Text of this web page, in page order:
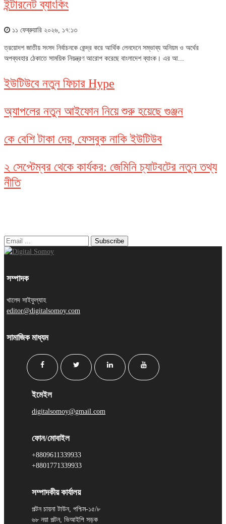
ইন্টারনেট ব্যাংকিং
১১ ফেব্রুয়ারি ২০২৬, ১৭:১৩
ত্রয়োদশ জাতীয় সংসদ নির্বাচনকে কেন্দ্র করে আর্থিক লেনদেনে সম্ভাব্য অনিয়ম ও অর্থের
অপব্যবহার ঠেকাতে সাময়িক নিয়ন্ত্রণ আরোপ করেছে বাংলাদেশ ব্যাংক। এর আ...
ইউটিউবে নতুন ফিচার Hype
অ্যাপলের নতুন আইফোন নিয়ে শুরু হয়েছে গুঞ্জন
কে বেশি টাকা দেয়, ফেসবুক নাকি ইউটিউব
২ সেপ্টেম্বর থেকে কার্যকর: জেমিনি চ্যাটবটের নতুন তথ্য
নীতি
সম্পাদক
খালেদ সাইফুল্যাহ
editor@digitalsomoy.com
সামাজিক মাধ্যম
ইমেইল
digitalsomoy@gmail.com
ফোন/মোবাইল
+8809611339933
+8801771339933
সম্পাদকীয় কার্যালয়
পল্টন চায়না টাউন, পশ্চিম-১৫/৮
৬৮ নয়া পল্টন, ভিআইপি সড়ক